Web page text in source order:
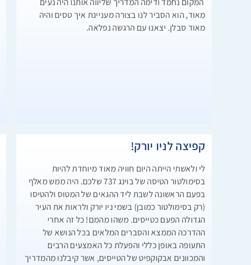
מאוד, הוא הסביר לנו בצורה מעניינת איך טסים והיה
מאוד סבלן. יצאנו עם הרגשה נפלאה.
קפיצה לניו יורק!
לי ולאשתי הייתה היום חוויה מאוד מיוחדת להיות
בסימולטור הטיסה של בוינג 737 שלכם. היה ממש מאלף
בפעם הראשונה לשבת ליד ההגאים של המטוס ולהטיסו
(רק בסימולטור כמובן) בשמי ניו יורק ולראות את העיר
הגדולה הפעם כטייסים. משהו מהמם! כל זה אחרי
ההדרכה הממצא והסברים המלאים בכל הנושא של
התעופה באופן כללי והפעלת כל האמצעים הרבים
והמכוונים אבקוקפיט של הטייסים, אשר קיבלנו מהמדריך